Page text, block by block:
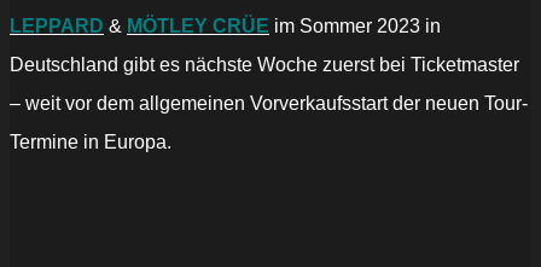
LEPPARD & MÖTLEY CRÜE im Sommer 2023 in
Deutschland gibt es nächste Woche zuerst bei Ticketmaster
– weit vor dem allgemeinen Vorverkaufsstart der neuen Tour-
Termine in Europa.